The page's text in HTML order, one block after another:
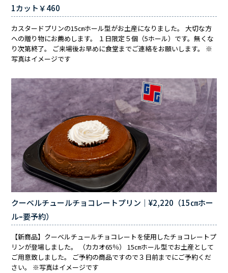
1カット￥460
カスタードプリンの15㎝ホール型がお土産になりました。 大切な方
への贈り物にお薦めします。 １日限定５個（5ホール）です。無くな
り次第終了。 ご来場後お早めに食堂までご連絡をお願いします。 ※
写真はイメージです
クーベルチュールチョコレートプリン｜¥2,220（15㎝ホー
ルｰ要予約）
【新商品】クーベルチュールチョコレートを使用したチョコレートプ
リンが登場しました。 （カカオ65％） 15㎝ホール型でお土産として
ご用意致しました。 ご予約の商品ですので３日前までにご予約くだ
さい。 ※写真はイメージです